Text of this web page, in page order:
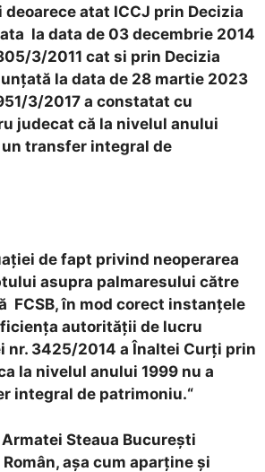
atat ICCJ prin Decizia
la data de 03 decembrie 2014
3/2011 cat si prin Decizia
la data de 28 martie 2023
3/2017 a constatat cu
judecat că la nivelul anului
un transfer integral de
de fapt privind neoperarea
asupra palmaresului către
FCSB, în mod corect instanţele
autorităţii de lucru
nr. 3425/2014 a Înaltei Curţi prin
la nivelul anului 1999 nu a
integral de patrimoniu.“
Steaua Bucureşti
aşa cum aparţine şi